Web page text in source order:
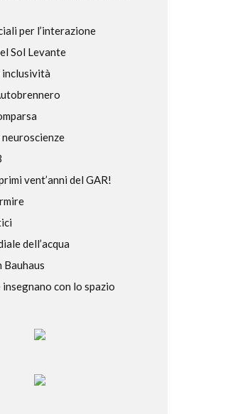
per l’interazione
Sol Levante
vent’anni del GAR!
dell’acqua
Bauhaus
con lo spazio